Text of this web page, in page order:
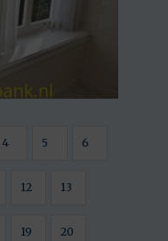
4 5 6
12 13
19 20